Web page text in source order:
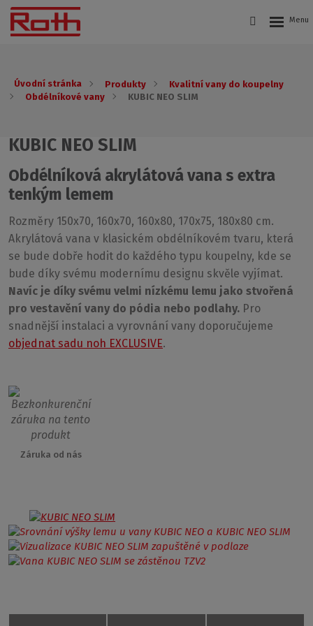
Úvodní stránka Produkty
Kvalitní vany do koupelny
Obdélníkové vany
KUBIC NEO SLIM
KUBIC NEO SLIM
Obdélníková akrylátová vana s extra
tenkým lemem
Rozměry 150x70, 160x70, 160x80, 170x75, 180x80 cm.
Akrylátová vana v klasickém obdélníkovém tvaru, která
se bude dobře hodit do každého typu koupelny, kde se
bude díky svému modernímu designu skvěle vyjímat.
Navíc je díky svému velmi nízkému lemu jako stvořená
pro vestavění vany do pódia nebo podlahy. Pro
snadnější instalaci a vyrovnání vany doporučujeme
objednat sadu noh EXCLUSIVE.
Záruka od nás